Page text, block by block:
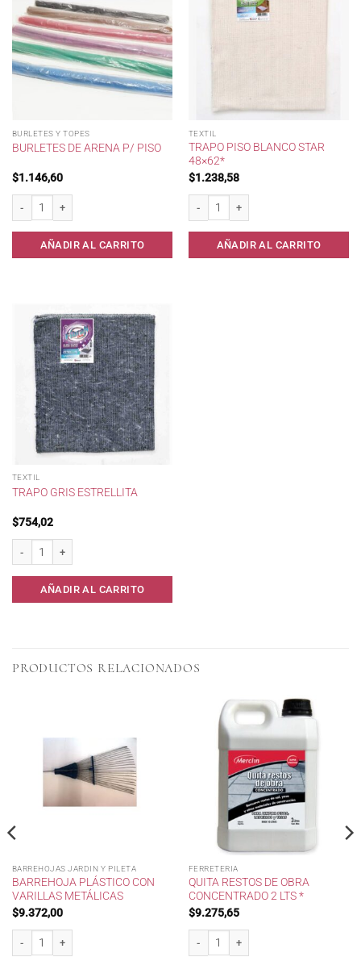
BURLETES Y TOPES
BURLETES DE ARENA P/ PISO
$1.146,60
Burletes de Arena p/ Piso cantidad
AÑADIR AL CARRITO
TEXTIL
TRAPO PISO BLANCO STAR
48×62*
$1.238,58
Trapo Piso Blanco STAR 48x62*
AÑADIR AL CARRITO
TEXTIL
TRAPO GRIS ESTRELLITA
$754,02
AÑADIR AL CARRITO
PRODUCTOS RELACIONADOS
BARREHOJAS JARDIN Y PILETA
BARREHOJA PLÁSTICO CON
VARILLAS METÁLICAS
$9.372,00
Barrehoja Plástico con Varillas Metálicas cantidad
FERRETERIA
QUITA RESTOS DE OBRA
CONCENTRADO 2 LTS *
$9.275,65
Quita Restos de Obra Concentrado 2
* cantidad